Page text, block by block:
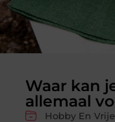
Waar kan
allemaal
Hobby En